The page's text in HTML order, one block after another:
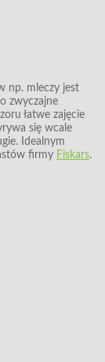
np. mleczy jest
zwyczajne
łatwe zajęcie
się wcale
Idealnym
firmy Fiskars.